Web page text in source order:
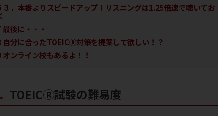
３．本番よりスピードアップ！リスニングは1.25倍速で聴いてお
最後に・・・
自分に合ったTOEICⓇ対策を提案して欲しい！？
オンライン校もあるよ！！
０．TOEICⓇ試験の難易度